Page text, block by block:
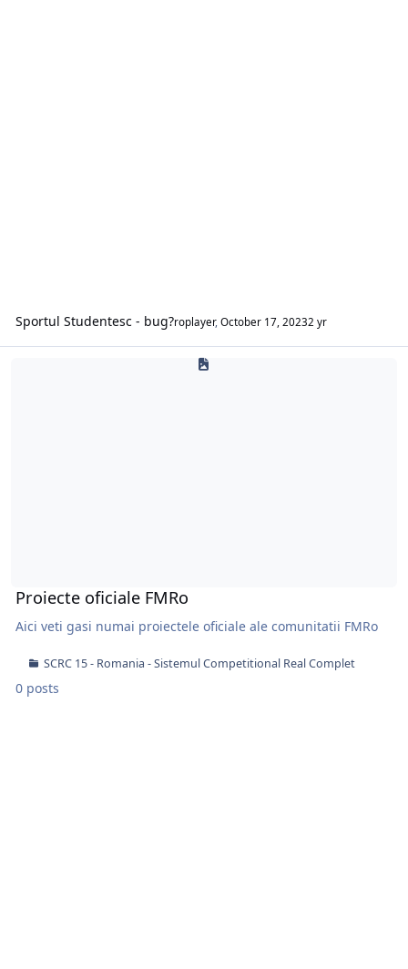
Sportul Studentesc - bug?roplayer, October 17, 20232 yr
Proiecte oficiale FMRo
Aici veti gasi numai proiectele oficiale ale comunitatii FMRo
SCRC 15 - Romania - Sistemul Competitional Real Complet
0 posts